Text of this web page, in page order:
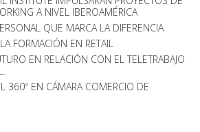
A NIVEL IBEROAMÉRICA
QUE MARCA LA DIFERENCIA
FORMACIÓN EN RETAIL
EN RELACIÓN CON EL TELETRABAJO
360º EN CÁMARA COMERCIO DE